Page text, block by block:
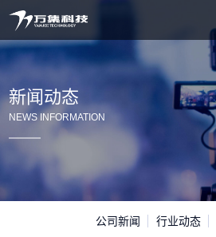
新闻动态
NEWS INFORMATION
公司新闻 行业动态